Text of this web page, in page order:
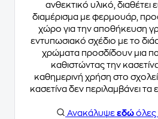
ανθεκτικό υλικό,
διαμέρισμα με φερμουάρ,
χώρο για την αποθήκευση
εντυπωσιακό σχέδιο με το
χρώματα προσδίδουν μια
καθιστώντας την
καθημερινή χρήση στο
κασετίνα δεν περιλαμβάνει τα
Ανακάλυψε εδώ όλες